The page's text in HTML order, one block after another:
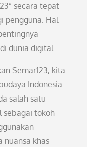
secara tepat
pengguna. Hal
dunia digital.
Semar123, kita
Indonesia.
salah satu
sebagai tokoh
nuansa khas